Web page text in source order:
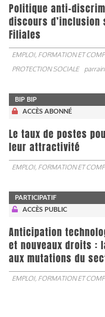
Politique anti-
discours
Filiales
EMPLOI, FORMATION ET
PROTECTION SOCIALE
BIP BIP
ACCÈS ABONNÉ
Le taux de postes
leur attractivité
EMPLOI, FORMATION ET
PARTICIPATIF
ACCÈS PUBLIC
Anticipation
et nouveaux droits :
aux mutations du
EMPLOI, FORMATION ET